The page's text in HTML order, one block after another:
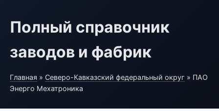
Полный справочник
заводов и фабрик
Главная » Северо-Кавказский федеральный округ » ПАО
Энерго Мехатроника